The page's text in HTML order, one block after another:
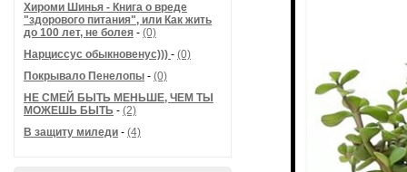
Хироми Шинья - Книга о вреде
"здорового питания", или Как жить
до 100 лет, не болея - (0)
Нарциссус обыкновенус))) - (0)
Покрывало Пенелопы - (0)
НЕ СМЕЙ БЫТЬ МЕНЬШЕ, ЧЕМ ТЫ
МОЖЕШЬ БЫТЬ - (2)
В защиту миледи - (4)